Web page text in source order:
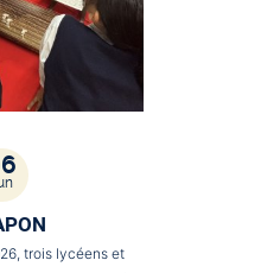
trois lycéens et